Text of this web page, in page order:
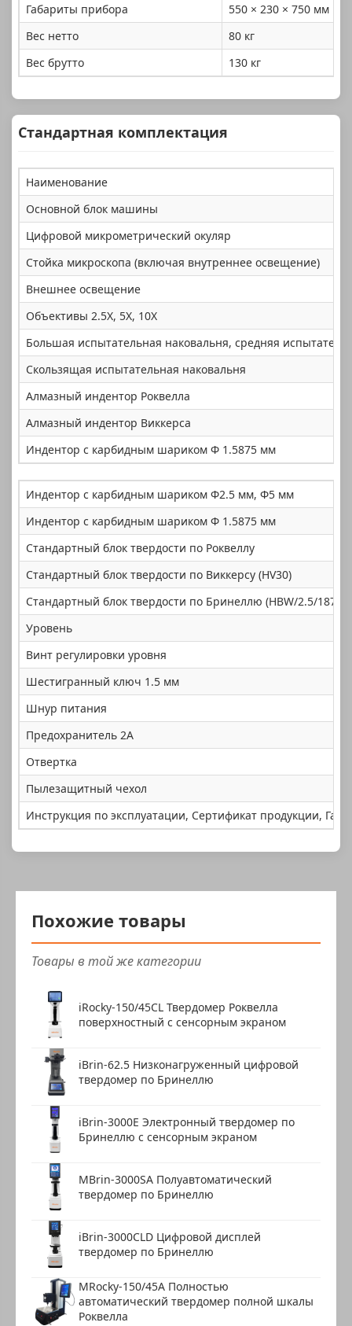
Габариты прибора
550 × 230 × 750 мм
Вес нетто
80 кг
Вес брутто
130 кг
Стандартная комплектация
Наименование
Основной блок машины
Цифровой микрометрический окуляр
Стойка микроскопа (включая внутреннее освещение)
Внешнее освещение
Объективы 2.5X, 5X, 10X
Большая испытательная наковальня, средняя
Скользящая испытательная наковальня
Алмазный индентор Роквелла
Алмазный индентор Виккерса
Индентор с карбидным шариком Φ 1.5875 мм
Индентор с карбидным шариком Φ2.5 мм, Φ5 мм
Индентор с карбидным шариком Φ 1.5875 мм
Стандартный блок твердости по Роквеллу
Стандартный блок твердости по Виккерсу (HV30)
Стандартный блок твердости по Бринеллю (HBW/2.5/187.5)
Уровень
Винт регулировки уровня
Шестигранный ключ 1.5 мм
Шнур питания
Предохранитель 2A
Отвертка
Пылезащитный чехол
Инструкция по эксплуатации, Сертификат продукции,
Похожие товары
Товары в той же категории
iRocky-150/45CL Твердомер Роквелла
поверхностный с сенсорным экраном
iBrin-62.5 Низконагруженный цифровой
твердомер по Бринеллю
iBrin-3000E Электронный твердомер по
Бринеллю с сенсорным экраном
MBrin-3000SA Полуавтоматический
твердомер по Бринеллю
iBrin-3000CLD Цифровой дисплей
твердомер по Бринеллю
MRocky-150/45A Полностью
автоматический твердомер полной шкалы
Роквелла